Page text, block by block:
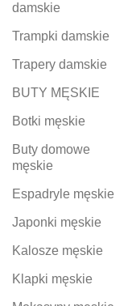
damskie
Trampki damskie
Trapery damskie
BUTY MĘSKIE
Botki męskie
Buty domowe
męskie
Espadryle męskie
Japonki męskie
Kalosze męskie
Klapki męskie